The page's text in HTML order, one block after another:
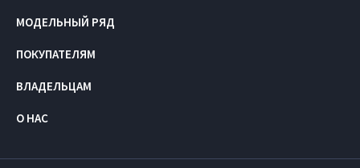
МОДЕЛЬНЫЙ РЯД
ПОКУПАТЕЛЯМ
ВЛАДЕЛЬЦАМ
О НАС